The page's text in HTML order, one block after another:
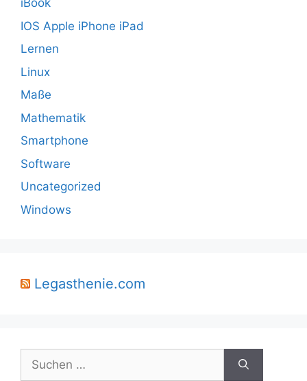
iBook
IOS Apple iPhone iPad
Lernen
Linux
Maße
Mathematik
Smartphone
Software
Uncategorized
Windows
Legasthenie.com
nach: